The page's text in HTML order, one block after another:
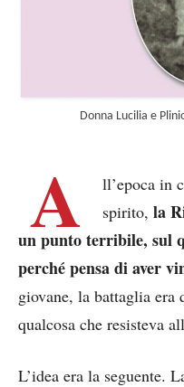
Donna Lucilia e
A
ll’epoca in
spirito, la
un punto terribile, sul
perché pensa di aver
giovane, la battaglia era
qualcosa che resisteva
L’idea era la seguente.